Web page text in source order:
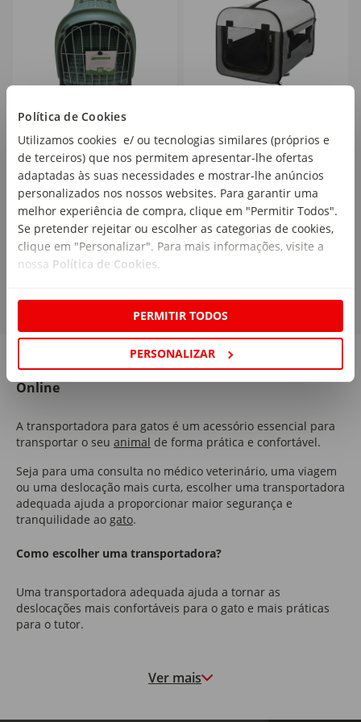
Política de Cookies
Utilizamos cookies e/ ou tecnologias similares (próprios e
de terceiros) que nos permitem apresentar-lhe ofertas
adaptadas às suas necessidades e mostrar-lhe anúncios
personalizados nos nossos websites. Para garantir uma
melhor experiência de compra, clique em "Permitir Todos".
Se pretender rejeitar ou escolher as categorias de cookies,
clique em "Personalizar". Para mais informações, visite a
nossa Política de Cookies
PERMITIR TODOS
PERSONALIZAR
Transportadora Zook 50
cm Imac
emb. 1 un
39,99€
Cão Tecido Azul Nylon
Tcamp 32x32x37 cm
Trixie
emb. 1 un
44,49€
Transporte e Viagem para Gato no Continente
Online
A transportadora para gatos é um acessório essencial para
transportar o seu animal de forma prática e confortável.
Seja para uma consulta no médico veterinário, uma viagem
ou uma deslocação mais curta, escolher uma transportadora
adequada ajuda a proporcionar maior segurança e
tranquilidade ao gato.
Como escolher uma transportadora?
Uma transportadora adequada ajuda a tornar as
deslocações mais confortáveis para o gato e mais práticas
para o tutor.
Ver mais